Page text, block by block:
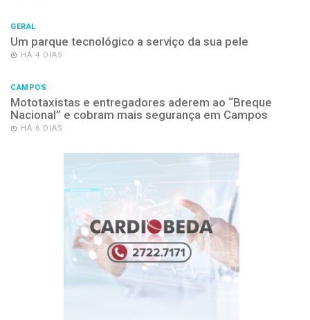
GERAL
Um parque tecnológico a serviço da sua pele
HÁ 4 DIAS
CAMPOS
Mototaxistas e entregadores aderem ao “Breque
Nacional” e cobram mais segurança em Campos
HÁ 6 DIAS